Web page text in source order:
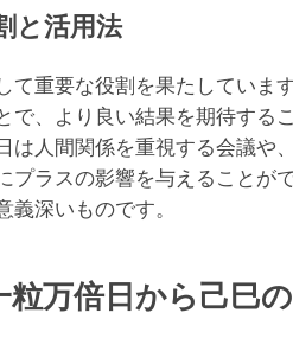
と活用法
て重要な役割を果たしてい
で、より良い結果を期待す
は人間関係を重視する会議
プラスの影響を与えること
深いものです。
万倍日から己巳